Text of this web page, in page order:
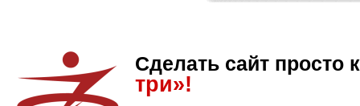
Сделать сайт просто
три»!